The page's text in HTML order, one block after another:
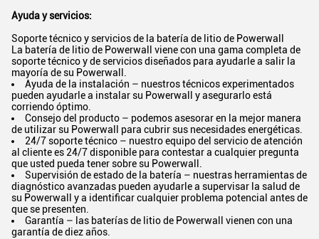
Ayuda y servicios:
Soporte técnico y servicios de la batería de litio de Powerwall
La batería de litio de Powerwall viene con una gama completa de
soporte técnico y de servicios diseñados para ayudarle a salir la
mayoría de su Powerwall.
Ayuda de la instalación – nuestros técnicos experimentados
pueden ayudarle a instalar su Powerwall y asegurarlo está
corriendo óptimo.
Consejo del producto – podemos asesorar en la mejor manera
de utilizar su Powerwall para cubrir sus necesidades energéticas.
24/7 soporte técnico – nuestro equipo del servicio de atención
al cliente es 24/7 disponible para contestar a cualquier pregunta
que usted pueda tener sobre su Powerwall.
Supervisión de estado de la batería – nuestras herramientas de
diagnóstico avanzadas pueden ayudarle a supervisar la salud de
su Powerwall y a identificar cualquier problema potencial antes de
que se presenten.
Garantía – las baterías de litio de Powerwall vienen con una
garantía de diez años.